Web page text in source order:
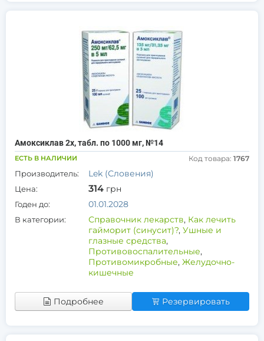
Амоксиклав 2х, табл. по 1000 мг, №14
ЕСТЬ В НАЛИЧИИ Код товара: 1767
Производитель: Lek (Словения)
Цена: 314 грн
Годен до: 01.01.2028
В категории: Справочник лекарств, Как лечить
гайморит (синусит)?, Ушные и
глазные средства,
Противовоспалительные,
Противомикробные, Желудочно-
кишечные
Подробнее Резервировать